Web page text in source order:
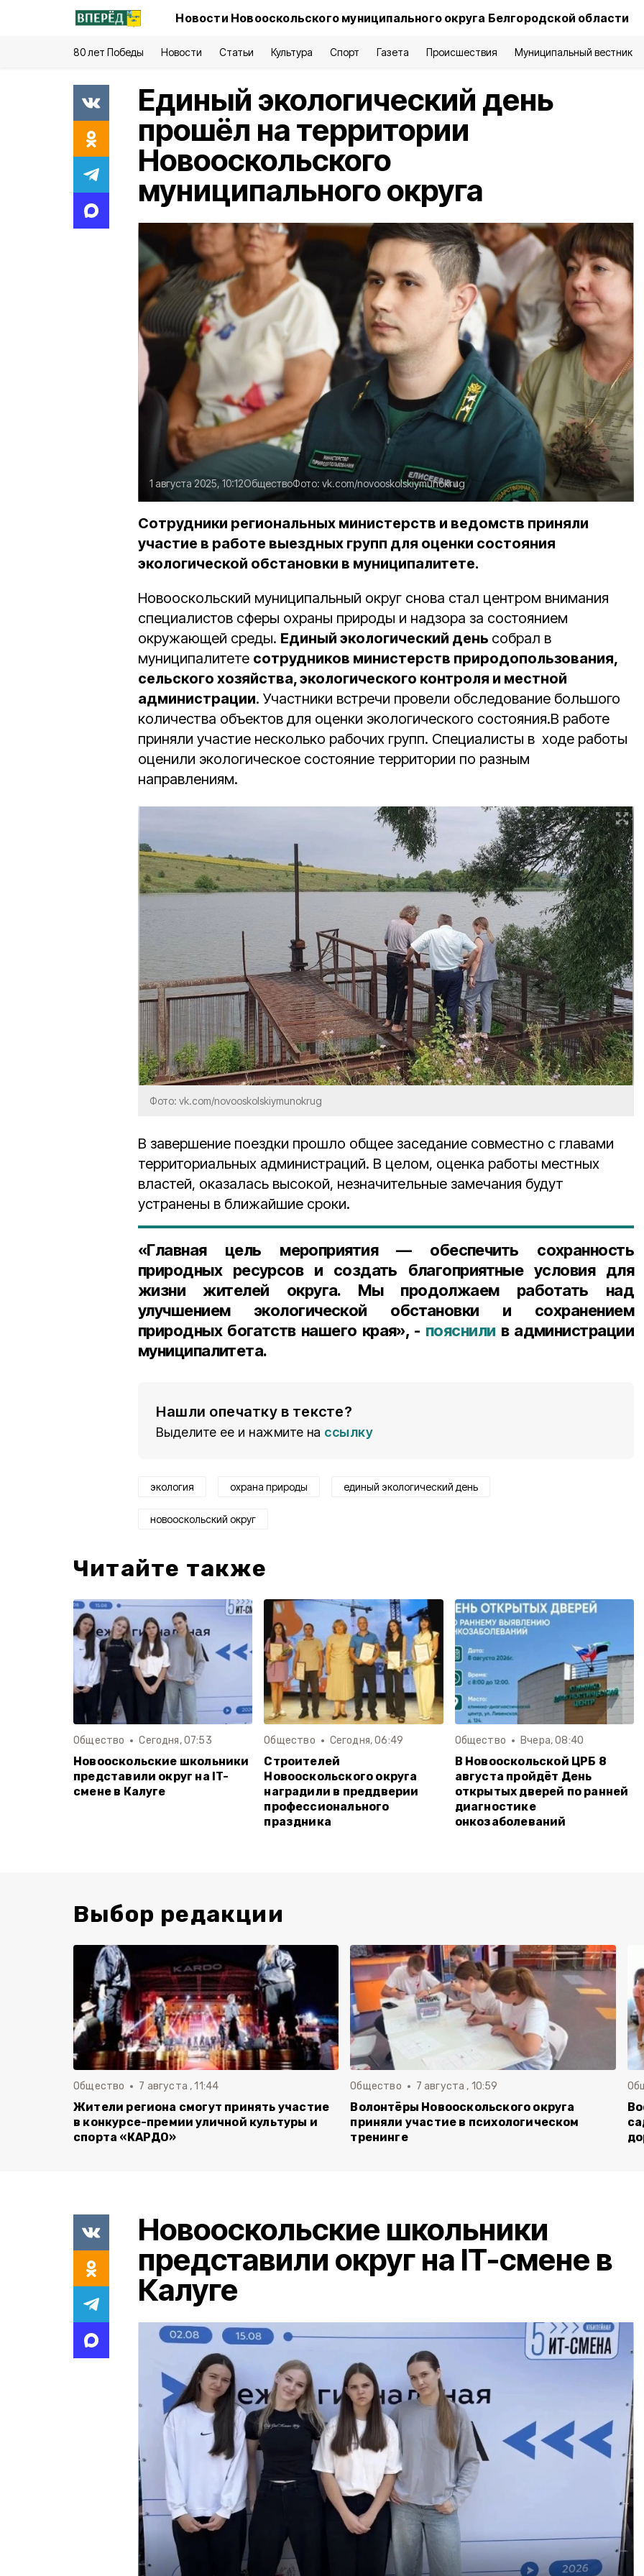
Новости Новооскольского муниципального округа Белгородской области
80 лет Победы Новости Статьи Культура Спорт Газета Происшествия Муниципальный вестник
Единый экологический день
прошёл на территории
Новооскольского
муниципального округа
1 августа 2025, 10:12ОбществоФото: vk.com/novooskolskiymunokrug
Сотрудники региональных министерств и ведомств приняли
участие в работе выездных групп для оценки состояния
экологической обстановки в муниципалитете.
Новооскольский муниципальный округ снова стал центром внимания
специалистов сферы охраны природы и надзора за состоянием
окружающей среды. Единый экологический день собрал в
муниципалитете сотрудников министерств природопользования,
сельского хозяйства, экологического контроля и местной
администрации. Участники встречи провели обследование большого
количества объектов для оценки экологического состояния.В работе
приняли участие несколько рабочих групп. Специалисты в ходе работы
оценили экологическое состояние территории по разным
направлениям.
Фото: vk.com/novooskolskiymunokrug
В завершение поездки прошло общее заседание совместно с главами
территориальных администраций. В целом, оценка работы местных
властей, оказалась высокой, незначительные замечания будут
устранены в ближайшие сроки.
«Главная цель мероприятия — обеспечить сохранность
природных ресурсов и создать благоприятные условия для
жизни жителей округа. Мы продолжаем работать над
улучшением экологической обстановки и сохранением
природных богатств нашего края», - пояснили в администрации
муниципалитета.
Нашли опечатку в тексте?
Выделите ее и нажмите на ссылку
экология охрана природы единый экологический день
новооскольский округ
Читайте также
Общество Сегодня, 07:53
Новооскольские школьники
представили округ на IT-
смене в Калуге
Общество Сегодня, 06:49
Строителей
Новооскольского округа
наградили в преддверии
профессионального
праздника
Общество Вчера, 08:40
В Новооскольской ЦРБ 8
августа пройдёт День
открытых дверей по ранней
диагностике
онкозаболеваний
Выбор редакции
Общество 7 августа , 11:44
Жители региона смогут принять участие
в конкурсе-премии уличной культуры и
спорта «КАРДО»
Общество 7 августа , 10:59
Волонтёры Новооскольского округа
приняли участие в психологическом
тренинге
Новооскольские школьники
представили округ на IT-смене в
Калуге